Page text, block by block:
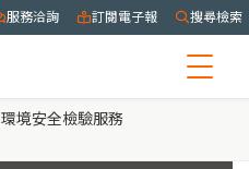
服務洽詢 訂閱電子報 搜尋檢索
環境安全檢驗服務